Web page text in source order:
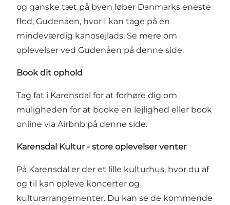
og ganske tæt på byen løber Danmarks eneste
flod, Gudenåen, hvor I kan tage på en
mindeværdig kanosejlads. Se mere om
oplevelser ved Gudenåen på denne side.
Book dit ophold
Tag fat i Karensdal for at forhøre dig om
muligheden for at booke en lejlighed eller book
online via Airbnb på denne side.
Karensdal Kultur - store oplevelser venter
På Karensdal er der et lille kulturhus, hvor du af
og til kan opleve koncerter og
kulturarrangementer. Du kan se de kommende